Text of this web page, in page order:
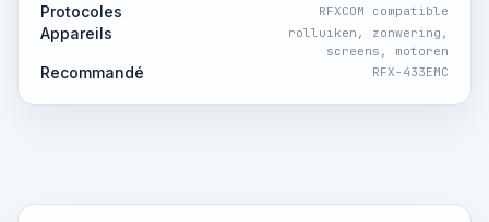
Protocoles RFXCOM compatible
Appareils
rolluiken, zonwering,
screens, motoren
Recommandé RFX-433EMC